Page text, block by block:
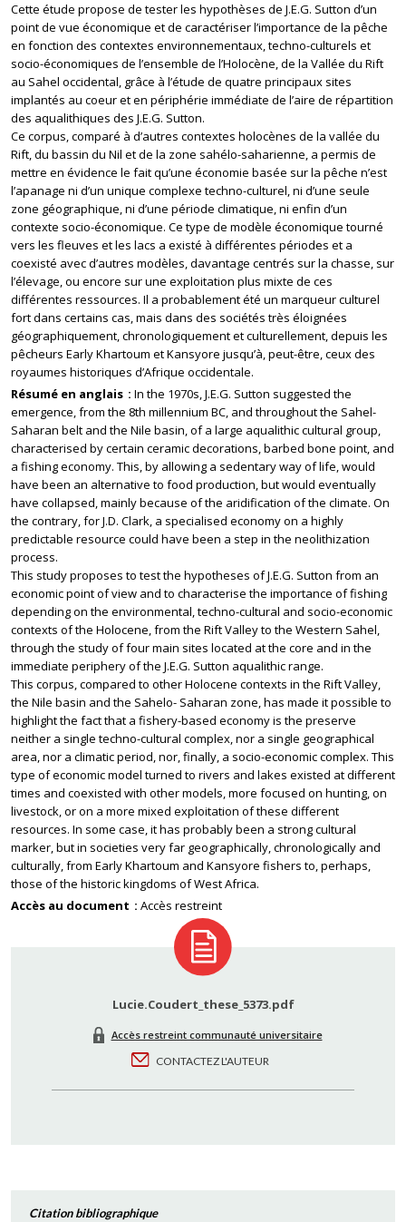
Cette étude propose de tester les hypothèses de J.E.G. Sutton d’un
point de vue économique et de caractériser l’importance de la pêche
en fonction des contextes environnementaux, techno-culturels et
socio-économiques de l’ensemble de l’Holocène, de la Vallée du Rift
au Sahel occidental, grâce à l’étude de quatre principaux sites
implantés au coeur et en périphérie immédiate de l’aire de répartition
des aqualithiques des J.E.G. Sutton.
Ce corpus, comparé à d’autres contextes holocènes de la vallée du
Rift, du bassin du Nil et de la zone sahélo-saharienne, a permis de
mettre en évidence le fait qu’une économie basée sur la pêche n’est
l’apanage ni d’un unique complexe techno-culturel, ni d’une seule
zone géographique, ni d’une période climatique, ni enfin d’un
contexte socio-économique. Ce type de modèle économique tourné
vers les fleuves et les lacs a existé à différentes périodes et a
coexisté avec d’autres modèles, davantage centrés sur la chasse, sur
l’élevage, ou encore sur une exploitation plus mixte de ces
différentes ressources. Il a probablement été un marqueur culturel
fort dans certains cas, mais dans des sociétés très éloignées
géographiquement, chronologiquement et culturellement, depuis les
pêcheurs Early Khartoum et Kansyore jusqu’à, peut-être, ceux des
royaumes historiques d’Afrique occidentale.
Résumé en anglais
In the 1970s, J.E.G. Sutton suggested the
emergence, from the 8th millennium BC, and throughout the Sahel-
Saharan belt and the Nile basin, of a large aqualithic cultural group,
characterised by certain ceramic decorations, barbed bone point, and
a fishing economy. This, by allowing a sedentary way of life, would
have been an alternative to food production, but would eventually
have collapsed, mainly because of the aridification of the climate. On
the contrary, for J.D. Clark, a specialised economy on a highly
predictable resource could have been a step in the neolithization
process.
This study proposes to test the hypotheses of J.E.G. Sutton from an
economic point of view and to characterise the importance of fishing
depending on the environmental, techno-cultural and socio-economic
contexts of the Holocene, from the Rift Valley to the Western Sahel,
through the study of four main sites located at the core and in the
immediate periphery of the J.E.G. Sutton aqualithic range.
This corpus, compared to other Holocene contexts in the Rift Valley,
the Nile basin and the Sahelo- Saharan zone, has made it possible to
highlight the fact that a fishery-based economy is the preserve
neither a single techno-cultural complex, nor a single geographical
area, nor a climatic period, nor, finally, a socio-economic complex. This
type of economic model turned to rivers and lakes existed at different
times and coexisted with other models, more focused on hunting, on
livestock, or on a more mixed exploitation of these different
resources. In some case, it has probably been a strong cultural
marker, but in societies very far geographically, chronologically and
culturally, from Early Khartoum and Kansyore fishers to, perhaps,
those of the historic kingdoms of West Africa.
Accès au document
Accès restreint
Lucie.Coudert_these_5373.pdf
Accès restreint communauté universitaire
CONTACTEZ L'AUTEUR
Citation bibliographique